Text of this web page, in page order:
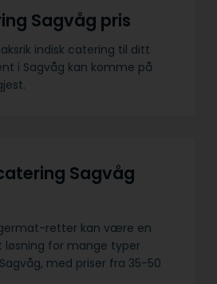
Sagvåg pris
indisk catering til ditt
i Sagvåg kan komme på
Sagvåg
retter kan være en
løsning for mange typer
med priser fra 35-50